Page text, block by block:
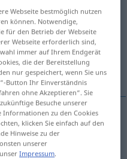
antippen)
Webseite bestmöglich nutzen
können. Notwendige,
für den Betrieb der Webseite
Webseite erforderlich sind,
immer auf Ihrem Endgerät
die der Bereitstellung
nur gespeichert, wenn Sie uns
Button Ihr Einverständnis
ohne Akzeptieren“. Sie
Besuche unserer
Informationen zu den Cookies
klicken Sie einfach auf den
Hinweise zu der
unserer
Impressum.